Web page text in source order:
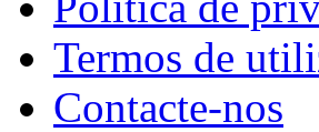
Termos de
Contacte-nos